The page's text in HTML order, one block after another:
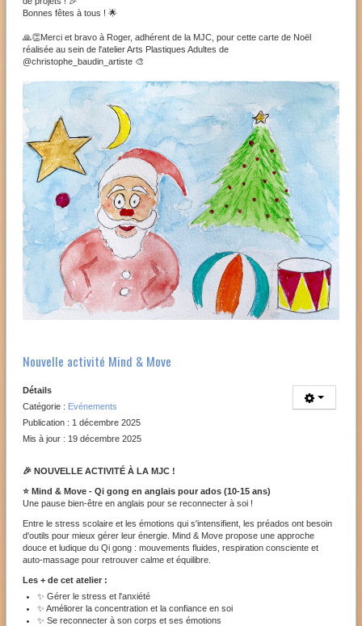
Bonnes fêtes à tous ! 🌟
🙏👏Merci et bravo à Roger, adhérent de la MJC, pour cette carte de Noël
réalisée au sein de l'atelier Arts Plastiques Adultes de
@christophe_baudin_artiste 🎨
Nouvelle activité Mind & Move
Détails
Catégorie : Evénements
Publication : 1 décembre 2025
Mis à jour : 19 décembre 2025
🎉 NOUVELLE ACTIVITÉ À LA MJC !
⭐ Mind & Move - Qi gong en anglais pour ados (10-15 ans)
Une pause bien-être en anglais pour se reconnecter à soi !
Entre le stress scolaire et les émotions qui s'intensifient, les préados ont besoin
d'outils pour mieux gérer leur énergie. Mind & Move propose une approche
douce et ludique du Qi gong : mouvements fluides, respiration consciente et
auto-massage pour retrouver calme et équilibre.
Les + de cet atelier :
✨ Gérer le stress et l'anxiété
✨ Améliorer la concentration et la confiance en soi
✨ Se reconnecter à son corps et ses émotions